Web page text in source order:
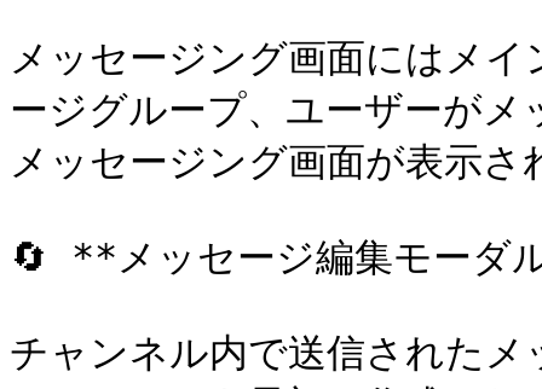
メッセージング画面にはメ
ージグループ、ユーザーが
メッセージング画面が表示さ
🔄 **メッセージ編集モーダ
チャンネル内で送信された